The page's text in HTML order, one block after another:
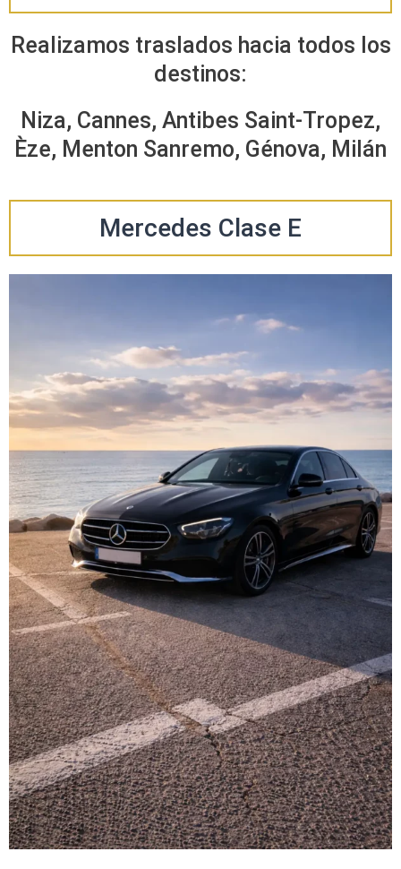
Realizamos traslados hacia todos los
destinos:
Niza, Cannes, Antibes Saint-Tropez,
Èze, Menton Sanremo, Génova, Milán
Mercedes Clase E